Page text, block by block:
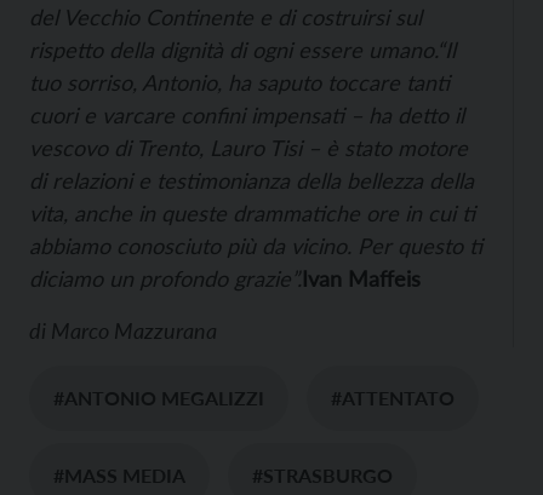
del Vecchio Continente e di costruirsi sul
rispetto della dignità di ogni essere umano.“Il
tuo sorriso, Antonio, ha saputo toccare tanti
cuori e varcare confini impensati – ha detto il
vescovo di Trento, Lauro Tisi – è stato motore
di relazioni e testimonianza della bellezza della
vita, anche in queste drammatiche ore in cui ti
abbiamo conosciuto più da vicino. Per questo ti
diciamo un profondo grazie”.Ivan Maffeis
di Marco Mazzurana
#ANTONIO MEGALIZZI #ATTENTATO
#MASS MEDIA #STRASBURGO